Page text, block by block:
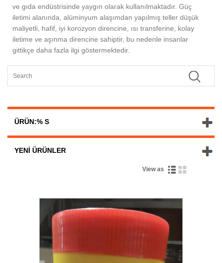
ve gıda endüstrisinde yaygın olarak kullanılmaktadır. Güç
iletimi alanında, alüminyum alaşımdan yapılmış teller düşük
maliyetli, hafif, iyi korozyon direncine, ısı transferine, kolay
iletime ve aşınma direncine sahiptir, bu nedenle insanlar
gittikçe daha fazla ilgi göstermektedir.
ÜRÜN:% S
YENI ÜRÜNLER
View as